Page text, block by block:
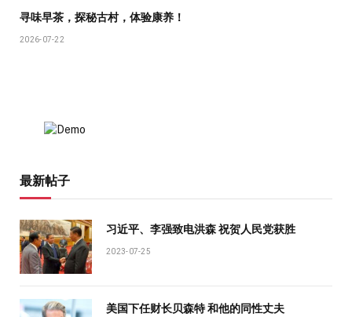
寻味早茶，探秘古村，体验康养！
2026-07-22
最新帖子
习近平、李强致电洪森 祝贺人民党获胜
2023-07-25
美国下任财长贝森特 和他的同性丈夫